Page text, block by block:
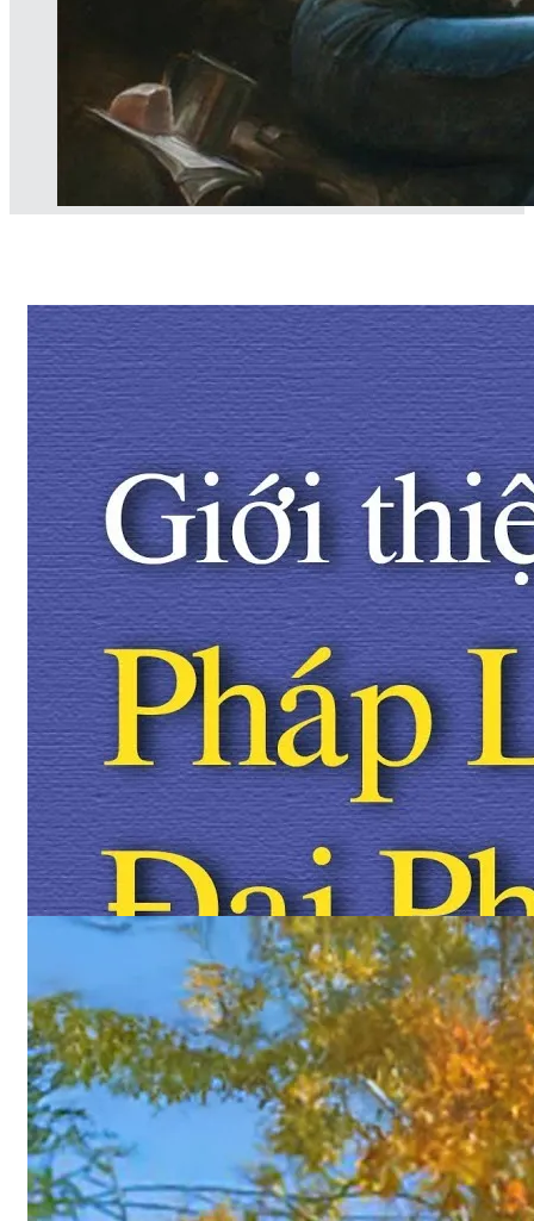
Giới thiệu Pháp Luân Đại Pháp
Pháp Luân Đại Pháp (còn có tên là Pháp Luân Công) là môn
luyện “tính mệnh song tu”, được truyền tại Trung Quốc từ
5/1992. Nhờ những tác dung tốt đẹp đối với đạo đức, sức
và tinh thần của con người, Pháp Luân Công đang được
hành ở 156 quốc gia trên thế giới với hơn 100 triệu học viên.